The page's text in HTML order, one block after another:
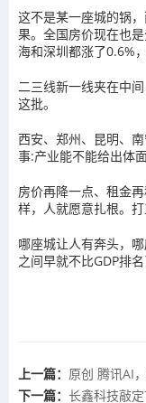
这不是某一座城的锅
果。全国房价现在也
海和深圳都涨了0.6%
二三线新一线夹在中
这批。
西安、郑州、昆明、
事:产业能不能给出体
房价再降一点、租金
样，人就愿意扎根。打
哪座城让人有奔头，
之间早就不比GDP排
上一篇： 原创 腾讯AI
下一篇： 长鑫科技敲